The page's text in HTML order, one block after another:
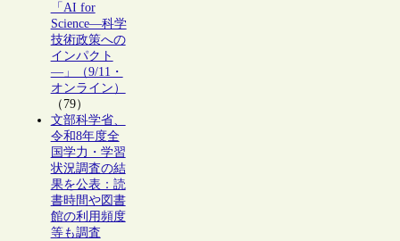
「AI for
Science―科学
技術政策への
インパクト
―」（9/11・
オンライン）
（79）
文部科学省、
令和8年度全
国学力・学習
状況調査の結
果を公表：読
書時間や図書
館の利用頻度
等も調査